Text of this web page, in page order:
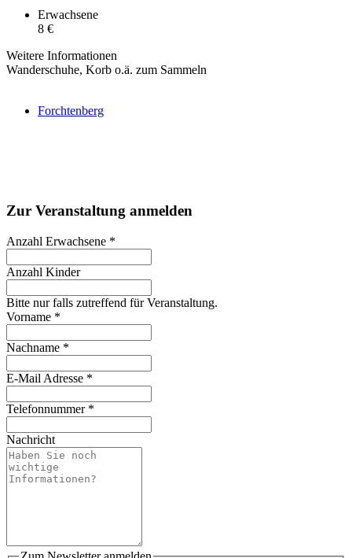
Erwachsene
8 €
Weitere Informationen
Wanderschuhe, Korb o.ä. zum Sammeln
Forchtenberg
Zur Veranstaltung anmelden
Anzahl Erwachsene *
Anzahl Kinder
Bitte nur falls zutreffend für Veranstaltung.
Vorname *
Nachname *
E-Mail Adresse *
Telefonnummer *
Nachricht